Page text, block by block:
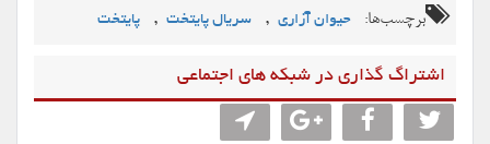
برچسب‌ها: حیوان آزاری , سریال پایتخت , پایتخت
اشتراگ گذاری در شبکه های اجتماعی